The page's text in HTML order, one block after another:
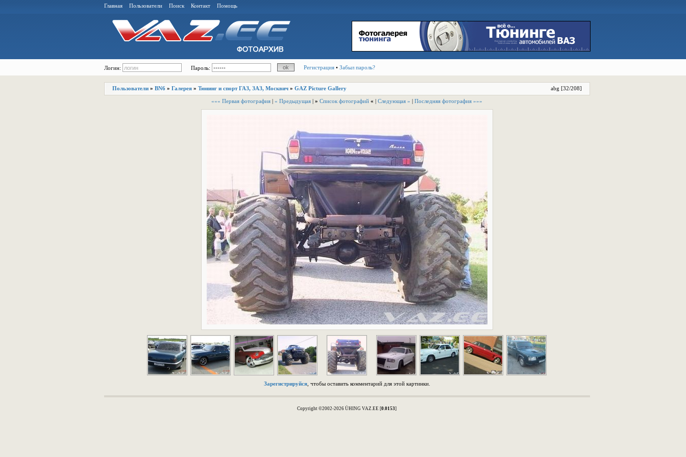
Главная Пользователи Поиск Контакт Помощь
Логин: Пароль: Регистрация• Забыл пароль?
Пользователи » BN6 » Галерея » Тюнинг и спорт ГАЗ, ЗАЗ, Москвич » GAZ Picture Gallery abg [32/208]
««« Первая фотография | « Предыдущая | » Список фотографий « | Следующая » | Последняя фотография »»»
Зарегистрируйся, чтобы оставить комментарий для этой картинки.
Copyright ©2002-2026 ÜHING VAZ.EE [0.0153]